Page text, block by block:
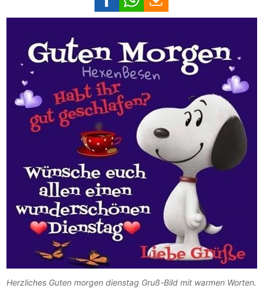
Herzliches Guten morgen dienstag Gruß-Bild mit warmen Worten.